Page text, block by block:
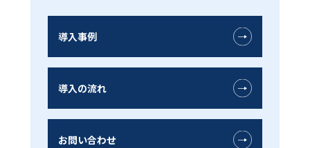
導入事例
導入の流れ
お問い合わせ